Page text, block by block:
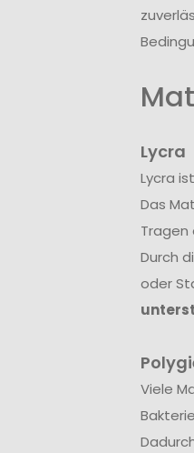
Lycra
Lycra
Das
Tragen
Durch
oder
Viele